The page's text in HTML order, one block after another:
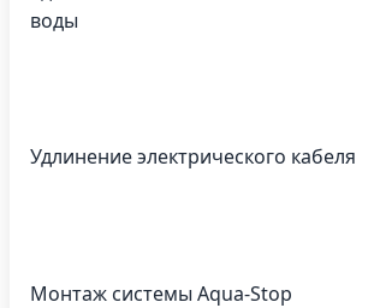
воды
Удлинение электрического кабеля
Монтаж системы Aqua-Stop